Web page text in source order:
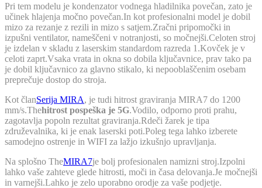
Pri tem modelu je kondenzator vodnega hladilnika povečan, zato je
učinek hlajenja močno povečan.In kot profesionalni model je dobil
mizo za rezanje z rezili in mizo s satjem.Zračni pripomočki in
izpušni ventilator, nameščeni v notranjosti, so močnejši.Celoten stroj
je izdelan v skladu z laserskim standardom razreda 1.Kovček je v
celoti zaprt.Vsaka vrata in okna so dobila ključavnice, prav tako pa
je dobil ključavnico za glavno stikalo, ki nepooblaščenim osebam
preprečuje dostop do stroja.
Kot članSerija MIRA, je tudi hitrost graviranja MIRA7 do 1200
mm/s.Thehitrost pospeška je 5G.Vodilo, odporno proti prahu,
zagotavlja popoln rezultat graviranja.Rdeči žarek je tipa
združevalnika, ki je enak laserski poti.Poleg tega lahko izberete
samodejno ostrenje in WIFI za lažjo izkušnjo upravljanja.
Na splošno TheMIRA7je bolj profesionalen namizni stroj.Izpolni
lahko vaše zahteve glede hitrosti, moči in časa delovanja.Je močnejši
in varnejši.Lahko je zelo uporabno orodje za vaše podjetje.